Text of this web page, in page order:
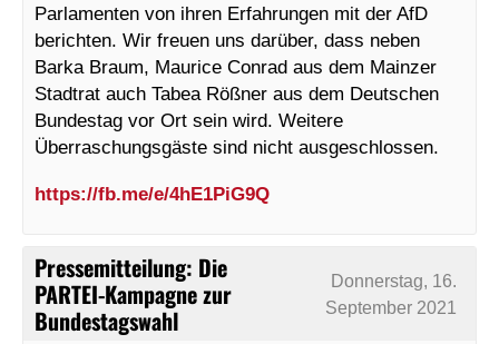
Parlamenten von ihren Erfahrungen mit der AfD
berichten. Wir freuen uns darüber, dass neben
Barka Braum, Maurice Conrad aus dem Mainzer
Stadtrat auch Tabea Rößner aus dem Deutschen
Bundestag vor Ort sein wird. Weitere
Überraschungsgäste sind nicht ausgeschlossen.
https://fb.me/e/4hE1PiG9Q
Pressemitteilung: Die
PARTEI-Kampagne zur
Bundestagswahl
Donnerstag, 16.
September 2021